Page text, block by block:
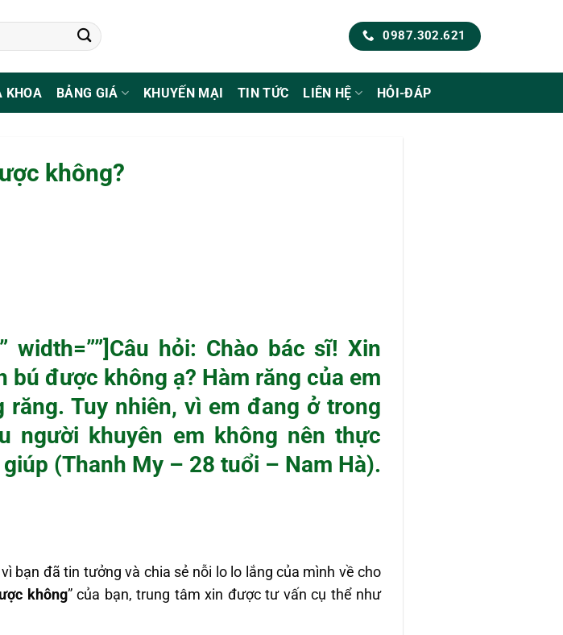
0987.302.621
KHOA BẢNG GIÁ KHUYẾN MẠI TIN TỨC LIÊN HỆ HỎI-ĐÁP
không?
width=””]Câu hỏi: Chào bác sĩ! Xin
được không ạ? Hàm răng của em
Tuy nhiên, vì em đang ở trong
người khuyên em không nên thực
(Thanh My – 28 tuổi – Nam Hà).
bạn đã tin tưởng và chia sẻ nỗi lo lo lắng của mình về cho
không” của bạn, trung tâm xin được tư vấn cụ thể như